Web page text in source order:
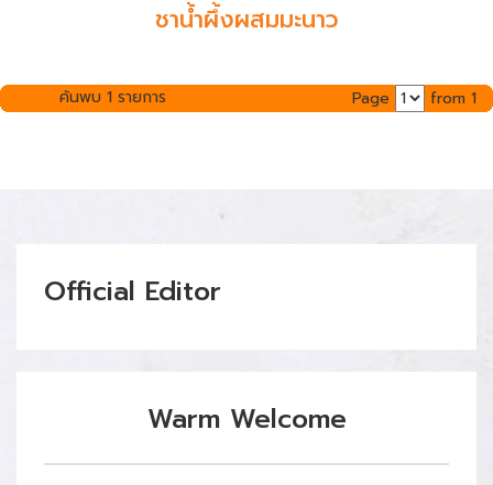
ชาน้ำผึ้งผสมมะนาว
ค้นพบ 1 รายการ Page from 1
Official Editor
Warm Welcome